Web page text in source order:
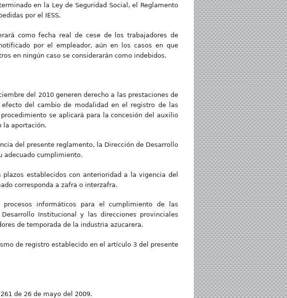
en la Ley de Seguridad Social, el Reglamento
por el IESS.
como fecha real de cese de los trabajadores de
por el empleador, aún en los casos en que
en ningún caso se considerarán como indebidos.
del 2010 generen derecho a las prestaciones de
del cambio de modalidad en el registro de las
se aplicará para la concesión del auxilio
la aportación.
del presente reglamento, la Dirección de Desarrollo
adecuado cumplimiento.
establecidos con anterioridad a la vigencia del
corresponda a zafra o interzafra.
informáticos para el cumplimiento de las
Institucional y las direcciones provinciales
de temporada de la industria azucarera.
de registro establecido en el artículo 3 del presente
de 26 de mayo del 2009.